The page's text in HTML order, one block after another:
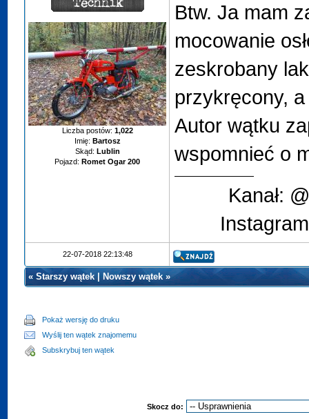
Liczba postów: 1,022
Imię: Bartosz
Skąd: Lublin
Pojazd: Romet Ogar 200
Btw. Ja mam
mocowanie
zeskrobany
przykręcony,
Autor wątku
wspomnieć o
Kanał:
22-07-2018 22:13:48
«Starszy wątek Nowszy wątek»
Pokaż wersję do druku
Wyślij ten wątek znajomemu
Subskrybuj ten wątek
Skocz do: